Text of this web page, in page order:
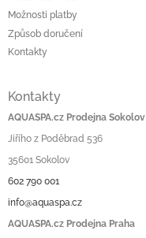
Možnosti platby
Způsob doručení
Kontakty
Kontakty
AQUASPA.cz Prodejna Sokolov
Jiřího z Poděbrad 536
35601 Sokolov
602 790 001
info@aquaspa.cz
AQUASPA.cz Prodejna Praha